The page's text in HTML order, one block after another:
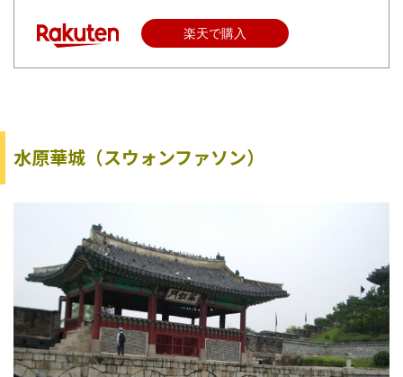
楽天で購入
水原華城（スウォンファソン）